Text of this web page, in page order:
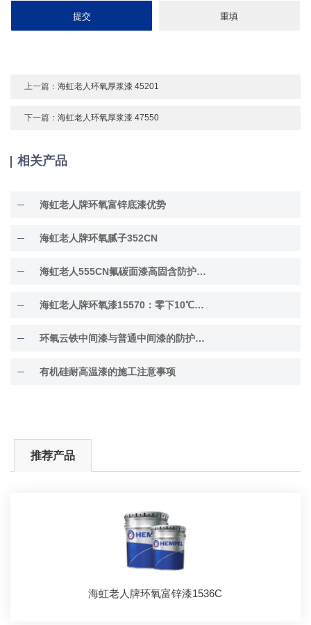
上一篇：海虹老人环氧厚浆漆 45201
下一篇：海虹老人环氧厚浆漆 47550
相关产品
海虹老人牌环氧富锌底漆优势
海虹老人牌环氧腻子352CN
海虹老人555CN氟碳面漆高固含防护面漆
海虹老人牌环氧漆15570：零下10℃低温固化
环氧云铁中间漆与普通中间漆的防护差异解析
有机硅耐高温漆的施工注意事项
推荐产品
海虹老人牌环氧富锌漆1536C